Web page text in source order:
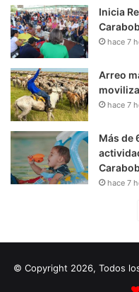
Inicia
hace 7
Arreo
hace 7
Más de
hace 7
© Copyright 2026, Todos